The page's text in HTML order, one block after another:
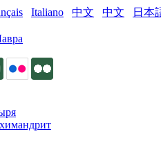
Italiano 中文 中文 日本